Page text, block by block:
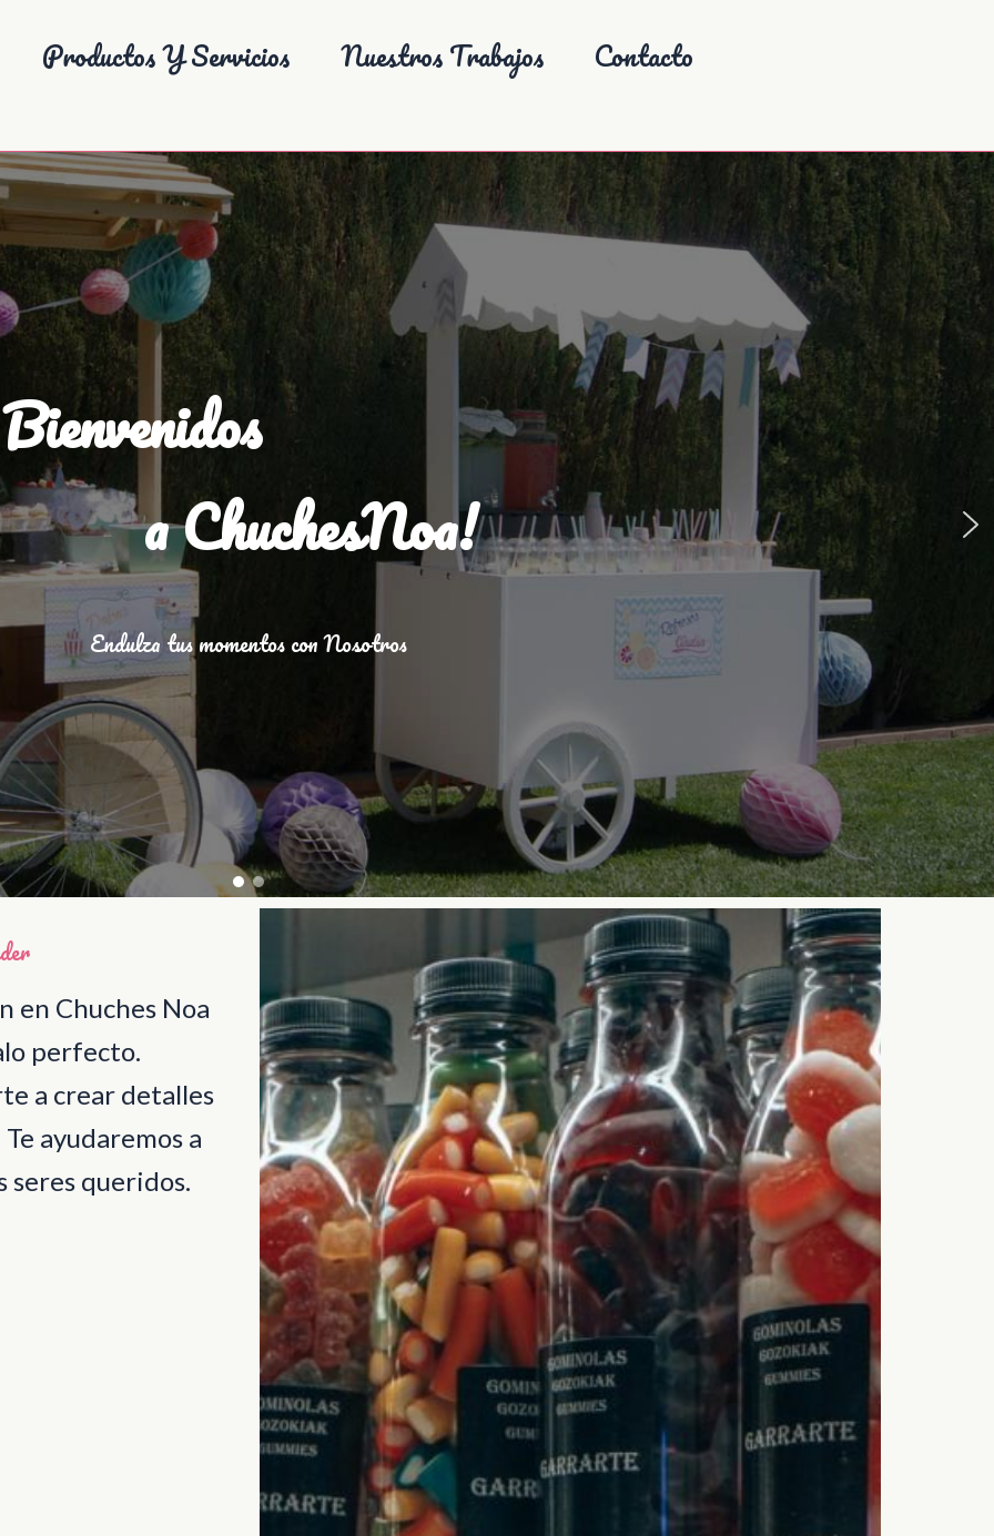
Productos Y Servicios Nuestros Trabajos Contacto
Bienvenidos
a ChuchesNoa!
Endulza tus momentos con Nosotros
en Chuches Noa
perfecto.
a crear detalles
ayudaremos a
seres queridos.